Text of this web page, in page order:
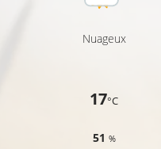
Nuageux
17°C
51 %